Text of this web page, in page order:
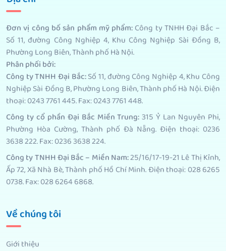
Đơn vị công bố sản phẩm mỹ phẩm: Công ty TNHH Đại Bắc –
Số 11, đường Công Nghiệp 4, Khu Công Nghiệp Sài Đồng B,
Phường Long Biên, Thành phố Hà Nội.
Phân phối bởi:
Công ty TNHH Đại Bắc:Số 11, đường Công Nghiệp 4, Khu Công
Nghiệp Sài Đồng B, Phường Long Biên, Thành phố Hà Nội. Điện
thoại: 0243 7761 445. Fax: 0243 7761 448.
Công ty cổ phần Đại Bắc Miền Trung: 315 Ỷ Lan Nguyên Phi,
Phường Hòa Cường, Thành phố Đà Nẵng. Điện thoại: 0236
3638 222. Fax: 0236 3638 224.
Công ty TNHH Đại Bắc – Miền Nam:25/16/17-19-21 Lê Thị Kỉnh,
Ấp 72, Xã Nhà Bè, Thành phố Hồ Chí Minh. Điện thoại: 028 6265
0738. Fax: 028 6264 6868.
Về chúng tôi
Giới thiệu